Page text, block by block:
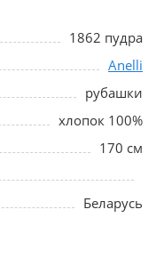
1862 пудра
Anelli
рубашки
хлопок 100%
170 см
Беларусь